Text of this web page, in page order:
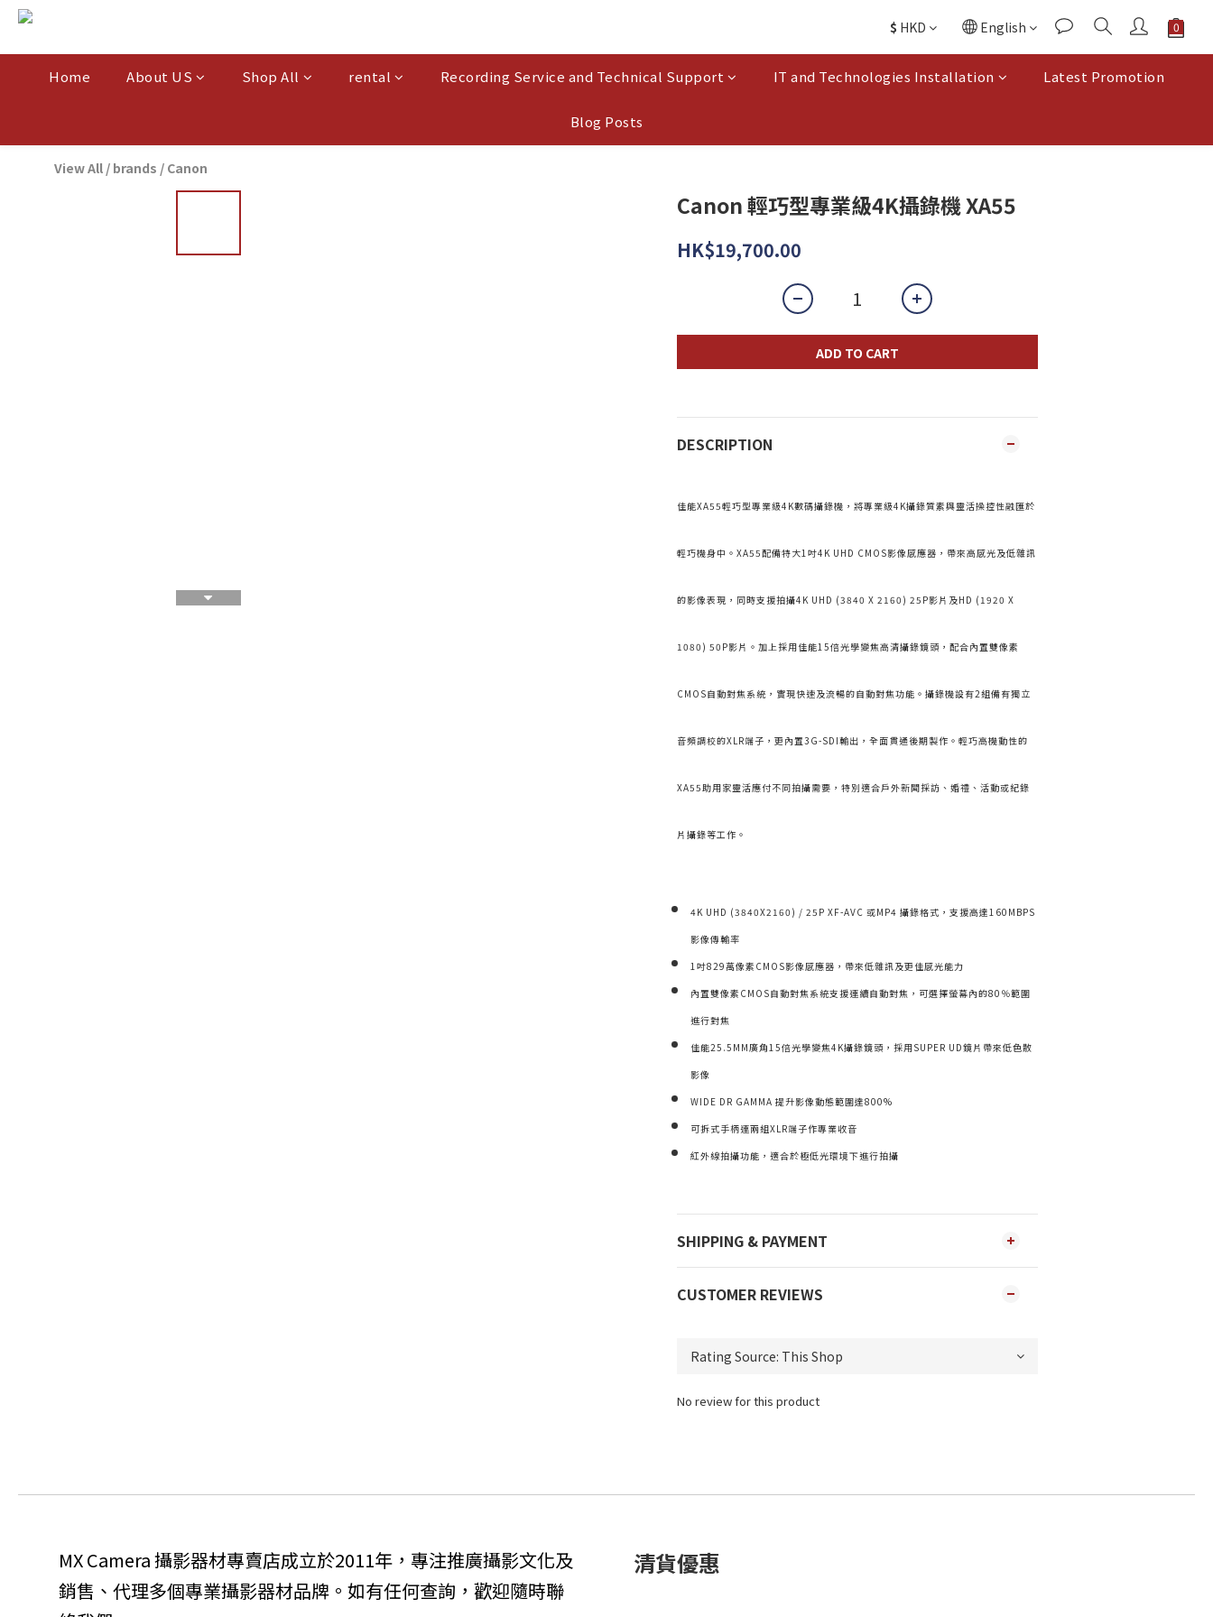
$ HKD English
Home About US Shop All rental Recording Service and Technical Support IT and Technologies Installation Latest Promotion
Blog Posts
View All / brands / Canon
Canon 輕巧型專業級4K攝錄機 XA55
HK$19,700.00
ADD TO CART
DESCRIPTION
佳能XA55輕巧型專業級4K數碼攝錄機，將專業級4K攝錄質素與靈活操控性融匯於
輕巧機身中。XA55配備特大1吋4K UHD CMOS影像感應器，帶來高感光及低雜訊
的影像表現，同時支援拍攝4K UHD (3840 X 2160) 25P影片及HD (1920 X
1080) 50P影片。加上採用佳能15倍光學變焦高清攝錄鏡頭，配合內置雙像素
CMOS自動對焦系統，實現快速及流暢的自動對焦功能。攝錄機設有2組備有獨立
音頻調校的XLR端子，更內置3G-SDI輸出，全面貫通後期製作。輕巧高機動性的
XA55助用家靈活應付不同拍攝需要，特別適合戶外新聞採訪、婚禮、活動或紀錄
片攝錄等工作。
4K UHD (3840X2160) / 25P XF-AVC 或MP4 攝錄格式，支援高達160MBPS
影像傳輸率
1吋829萬像素CMOS影像感應器，帶來低雜訊及更佳感光能力
內置雙像素CMOS自動對焦系統支援連續自動對焦，可選擇螢幕內的80％範圍
進行對焦
佳能25.5MM廣角15倍光學變焦4K攝錄鏡頭，採用SUPER UD鏡片帶來低色散
影像
WIDE DR GAMMA 提升影像動態範圍達800%
可拆式手柄連兩組XLR端子作專業收音
紅外線拍攝功能，適合於極低光環境下進行拍攝
SHIPPING & PAYMENT
CUSTOMER REVIEWS
No review for this product
MX Camera 攝影器材專賣店成立於2011年，專注推廣攝影文化及
銷售、代理多個專業攝影器材品牌。如有任何查詢，歡迎隨時聯
清貨優惠